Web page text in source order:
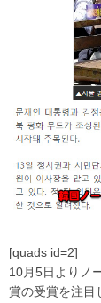
[quads id=2]
10月5日よりノ
賞の受賞を注目